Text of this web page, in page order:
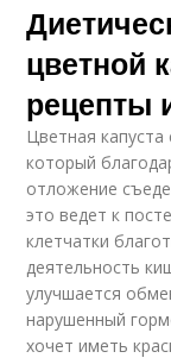
Блюда из
Салат из
Тушеная
цветной
рецепты
Цветная
который
отложение
это ведет к
клетчатки
деятельность
улучшается
нарушенный
хочет иметь